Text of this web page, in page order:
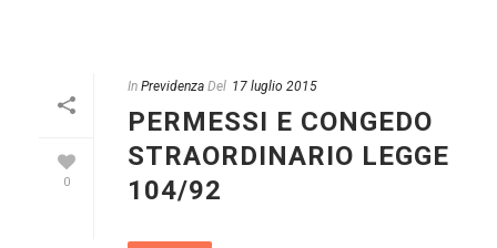
0
In Previdenza Del 17 luglio 2015
PERMESSI E CONGEDO
STRAORDINARIO LEGGE
104/92